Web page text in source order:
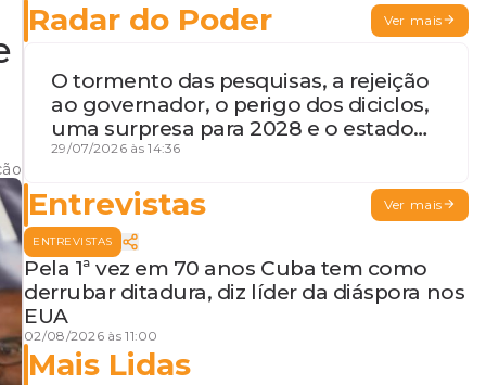
Radar do Poder Ver mais
O tormento das pesquisas, a rejeição
ao governador, o perigo dos diciclos,
uma surpresa para 2028 e o estado
de terceira guerra mundial
29/07/2026 às 14:36
Entrevistas Ver mais
ENTREVISTAS
Pela 1ª vez em 70 anos Cuba tem como
derrubar ditadura, diz líder da diáspora nos
EUA
02/08/2026 às 11:00
Mais Lidas